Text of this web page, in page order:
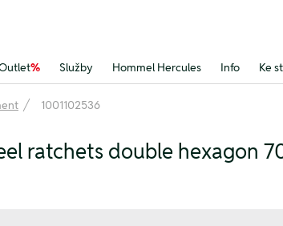
% Služby Hommel Hercules Info Ke
1001102536
ratchets double hexagon